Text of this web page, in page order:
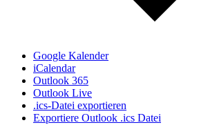
Google Kalender
iCalendar
Outlook 365
Outlook Live
.ics-Datei exportieren
Exportiere Outlook .ics Datei